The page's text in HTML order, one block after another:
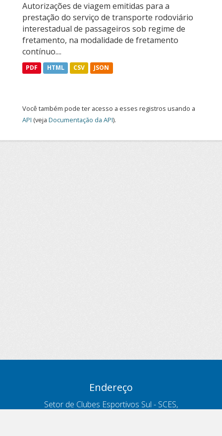
Autorizações de viagem emitidas para a
prestação do serviço de transporte rodoviário
interestadual de passageiros sob regime de
fretamento, na modalidade de fretamento
contínuo....
PDF HTML CSV JSON
Você também pode ter acesso a esses registros usando a
API (veja Documentação da API).
Endereço
Setor de Clubes Esportivos Sul - SCES,